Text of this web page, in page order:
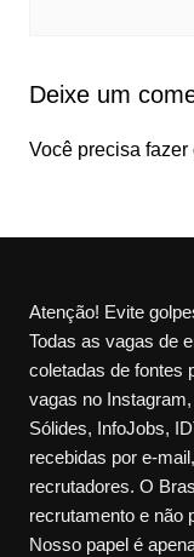
Deixe um
Você precisa fazer
Atenção! Evite
Todas as vagas de
coletadas de fontes
vagas no
Sólides, InfoJobs,
recebidas por e-
recrutadores. O
recrutamento e não
Nosso papel é